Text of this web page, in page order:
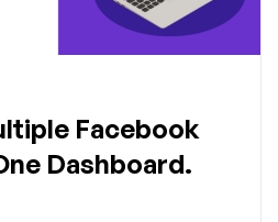
Facebook
Dashboard.